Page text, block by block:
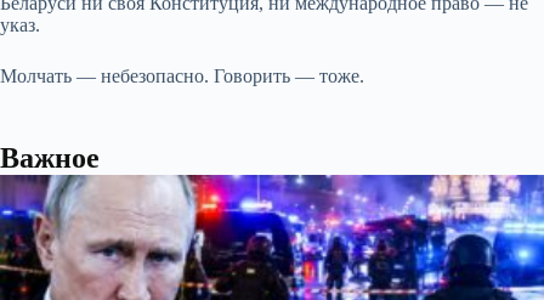
указ.
Молчать — небезопасно. Говорить — тоже.
Важное